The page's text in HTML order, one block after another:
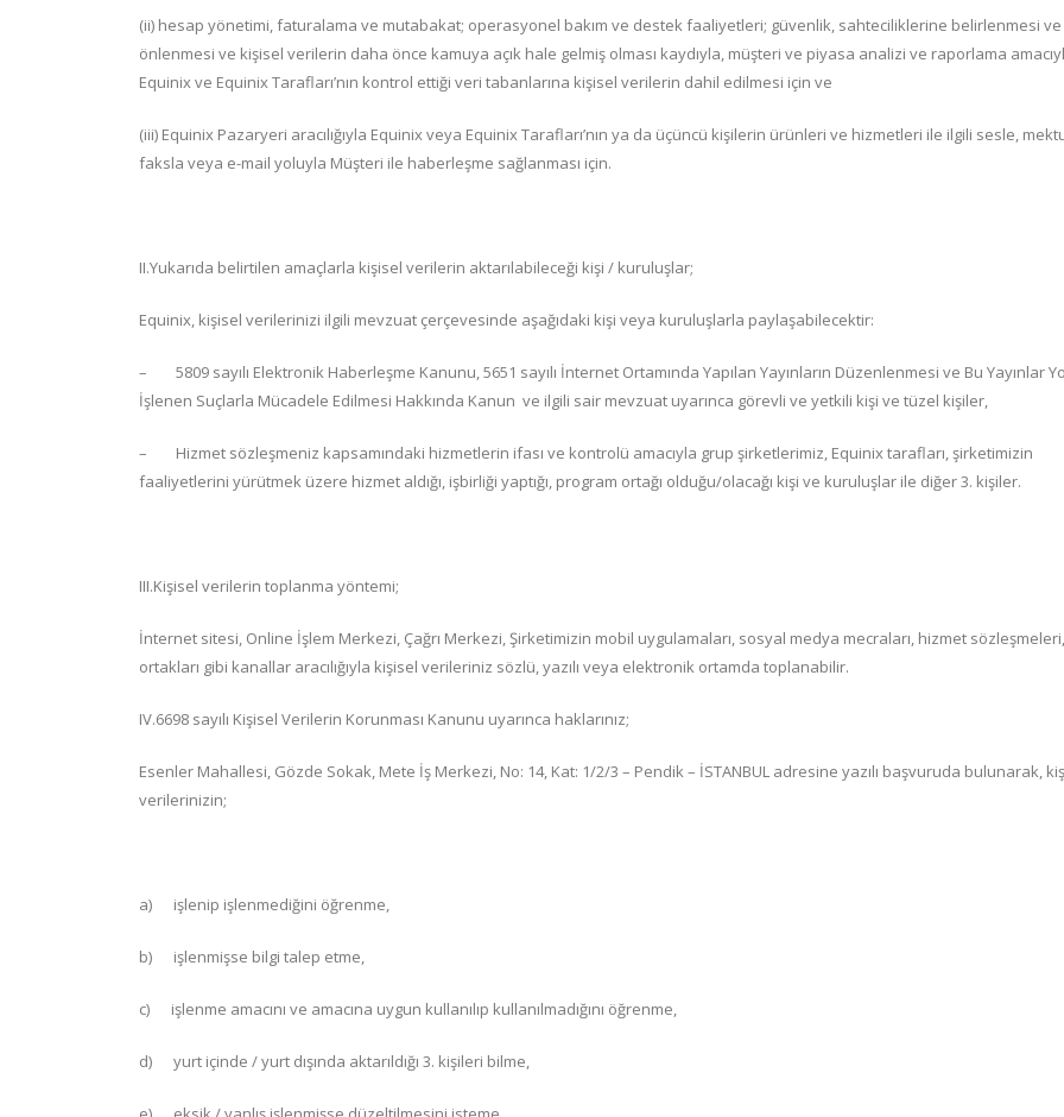
(ii) hesap yönetimi, faturalama ve mutabakat; operasyonel bakım ve destek faaliyetleri; güvenlik, sahteciliklerine belirlenmesi ve
önlenmesi ve kişisel verilerin daha önce kamuya açık hale gelmiş olması kaydıyla, müşteri ve piyasa analizi ve raporlama
Equinix ve Equinix Tarafları’nın kontrol ettiği veri tabanlarına kişisel verilerin dahil edilmesi için ve
(iii) Equinix Pazaryeri aracılığıyla Equinix veya Equinix Tarafları’nın ya da üçüncü kişilerin ürünleri ve hizmetleri ile ilgili sesle,
faksla veya e-mail yoluyla Müşteri ile haberleşme sağlanması için.
II.Yukarıda belirtilen amaçlarla kişisel verilerin aktarılabileceği kişi / kuruluşlar;
Equinix, kişisel verilerinizi ilgili mevzuat çerçevesinde aşağıdaki kişi veya kuruluşlarla paylaşabilecektir:
– 5809 sayılı Elektronik Haberleşme Kanunu, 5651 sayılı İnternet Ortamında Yapılan Yayınların Düzenlenmesi ve Bu Yayınlar
İşlenen Suçlarla Mücadele Edilmesi Hakkında Kanun ve ilgili sair mevzuat uyarınca görevli ve yetkili kişi ve tüzel kişiler,
– Hizmet sözleşmeniz kapsamındaki hizmetlerin ifası ve kontrolü amacıyla grup şirketlerimiz, Equinix tarafları, şirketimizin
faaliyetlerini yürütmek üzere hizmet aldığı, işbirliği yaptığı, program ortağı olduğu/olacağı kişi ve kuruluşlar ile diğer 3. kişiler.
III.Kişisel verilerin toplanma yöntemi;
İnternet sitesi, Online İşlem Merkezi, Çağrı Merkezi, Şirketimizin mobil uygulamaları, sosyal medya mecraları, hizmet
ortakları gibi kanallar aracılığıyla kişisel verileriniz sözlü, yazılı veya elektronik ortamda toplanabilir.
IV.6698 sayılı Kişisel Verilerin Korunması Kanunu uyarınca haklarınız;
Esenler Mahallesi, Gözde Sokak, Mete İş Merkezi, No: 14, Kat: 1/2/3 – Pendik – İSTANBUL adresine yazılı başvuruda bulunarak,
verilerinizin;
a) işlenip işlenmediğini öğrenme,
b) işlenmişse bilgi talep etme,
c) işlenme amacını ve amacına uygun kullanılıp kullanılmadığını öğrenme,
d) yurt içinde / yurt dışında aktarıldığı 3. kişileri bilme,